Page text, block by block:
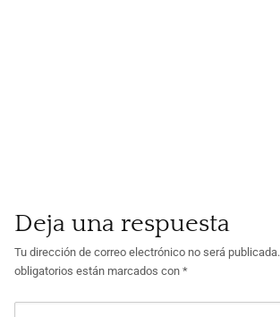
Deja una respuesta
Tu dirección de correo electrónico no será publicada.
obligatorios están marcados con *